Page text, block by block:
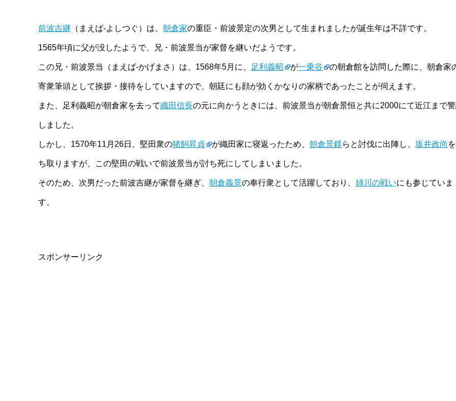
前波吉継 （まえば-よしつぐ）は、 朝倉家の重臣・前波景定の次男として生まれましたが誕生年は不詳です。
1565年頃に父が没したようで、兄・前波景当が家督を継いだようです。
この兄・前波景当（まえば-かげまさ）は、1568年5月に、 足利義昭 が一乗谷 の朝倉館を訪問した際に、朝倉家
寄衆筆頭として挨拶・接待をしていますので、朝廷にも顔が効くかなりの家柄であったことが伺えます。
また、足利義昭が朝倉家を去って織田信長の元に向かうときには、前波景当が朝倉景恒と共に2000にて近江まで
しました。
しかし、1570年11月26日、堅田衆の猪飼昇貞 が織田家に寝返ったため、 朝倉景鏡らと討伐に出陣し、 坂井政尚
ち取りますが、この堅田の戦いで前波景当が討ち死にしてしまいました。
そのため、次男だった前波吉継が家督を継ぎ、 朝倉義景の奉行衆として活躍しており、 姉川の戦いにも参じていま
す。
スポンサーリンク